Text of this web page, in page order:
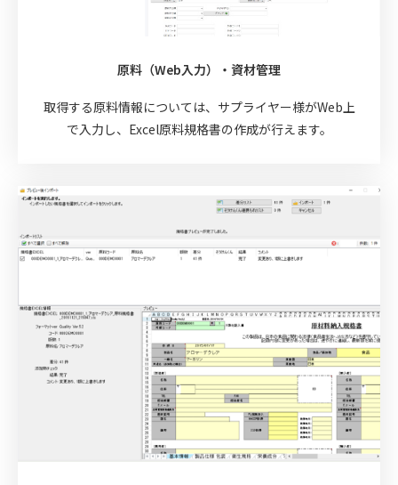
原料（Web入力）・資材管理
取得する原料情報については、サプライヤー様がWeb上
で入力し、Excel原料規格書の作成が行えます。